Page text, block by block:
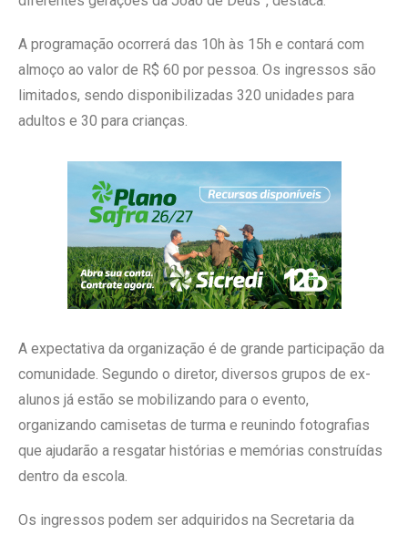
A programação ocorrerá das 10h às 15h e contará com
almoço ao valor de R$ 60 por pessoa. Os ingressos são
limitados, sendo disponibilizadas 320 unidades para
adultos e 30 para crianças.
A expectativa da organização é de grande participação da
comunidade. Segundo o diretor, diversos grupos de ex-
alunos já estão se mobilizando para o evento,
organizando camisetas de turma e reunindo fotografias
que ajudarão a resgatar histórias e memórias construídas
dentro da escola.
Os ingressos podem ser adquiridos na Secretaria da